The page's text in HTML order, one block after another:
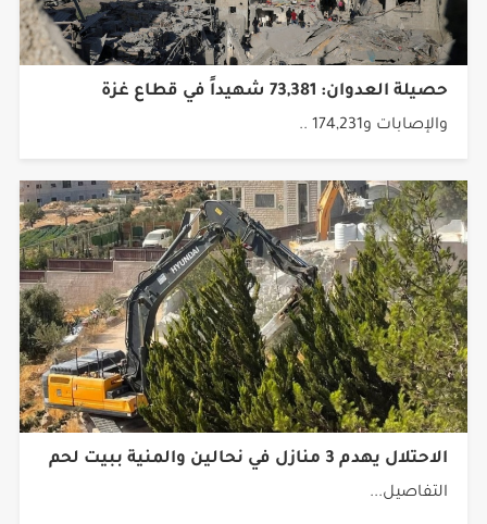
حصيلة العدوان: 73,381 شهيداً في قطاع غزة
والإصابات و174,231 ..
الاحتلال يهدم 3 منازل في نحالين والمنية ببيت لحم
التفاصيل...